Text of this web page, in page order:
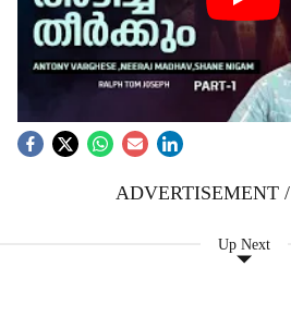
ADVERTISEMENT
Up Next